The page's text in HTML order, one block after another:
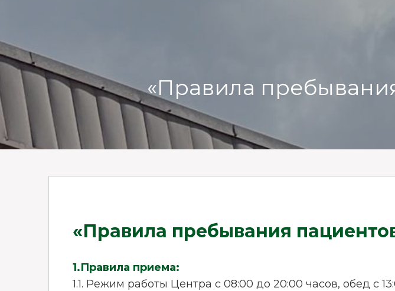
«Правила
«Правила пребывания
1.Правила приема:
1.1. Режим работы Центра с 08:00 до 20:00 часов, обед с